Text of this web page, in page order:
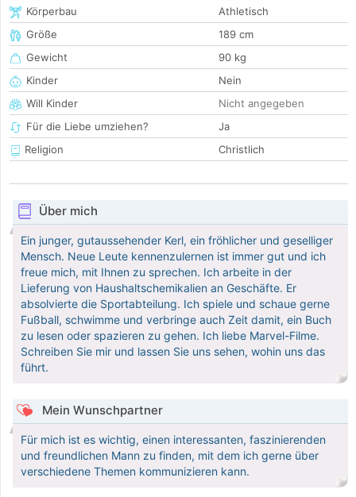
Körperbau
Athletisch
Größe
189 cm
Gewicht
90 kg
Kinder
Nein
Will Kinder
Nicht angegeben
Für die Liebe umziehen?
Ja
Religion
Christlich
Über mich
Ein junger, gutaussehender Kerl, ein fröhlicher und geselliger
Mensch. Neue Leute kennenzulernen ist immer gut und ich
freue mich, mit Ihnen zu sprechen. Ich arbeite in der
Lieferung von Haushaltschemikalien an Geschäfte. Er
absolvierte die Sportabteilung. Ich spiele und schaue gerne
Fußball, schwimme und verbringe auch Zeit damit, ein Buch
zu lesen oder spazieren zu gehen. Ich liebe Marvel-Filme.
Schreiben Sie mir und lassen Sie uns sehen, wohin uns das
führt.
Mein Wunschpartner
Für mich ist es wichtig, einen interessanten, faszinierenden
und freundlichen Mann zu finden, mit dem ich gerne über
verschiedene Themen kommunizieren kann.